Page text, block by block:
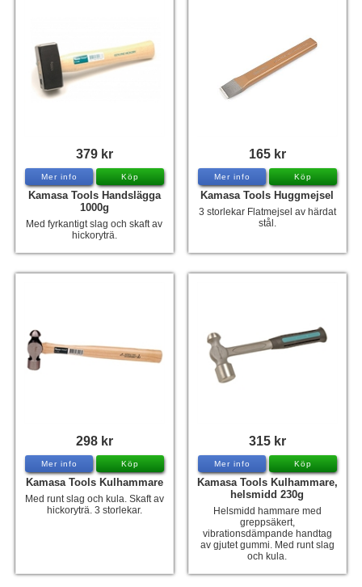
379 kr
Mer info Köp
Kamasa Tools Handslägga
1000g
Med fyrkantigt slag och skaft av
hickoryträ.
165 kr
Mer info Köp
Kamasa Tools Huggmejsel
3 storlekar Flatmejsel av härdat
stål.
298 kr
Mer info Köp
Kamasa Tools Kulhammare
Med runt slag och kula. Skaft av
hickoryträ. 3 storlekar.
315 kr
Mer info Köp
Kamasa Tools Kulhammare,
helsmidd 230g
Helsmidd hammare med
greppsäkert,
vibrationsdämpande handtag
av gjutet gummi. Med runt slag
och kula.